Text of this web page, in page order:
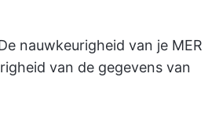
nauwkeurigheid van je MER
van de gegevens van